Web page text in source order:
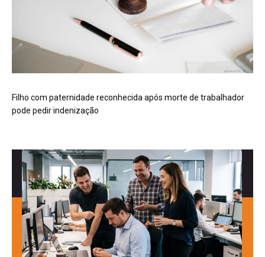
Filho com paternidade reconhecida após morte de trabalhador
pode pedir indenização